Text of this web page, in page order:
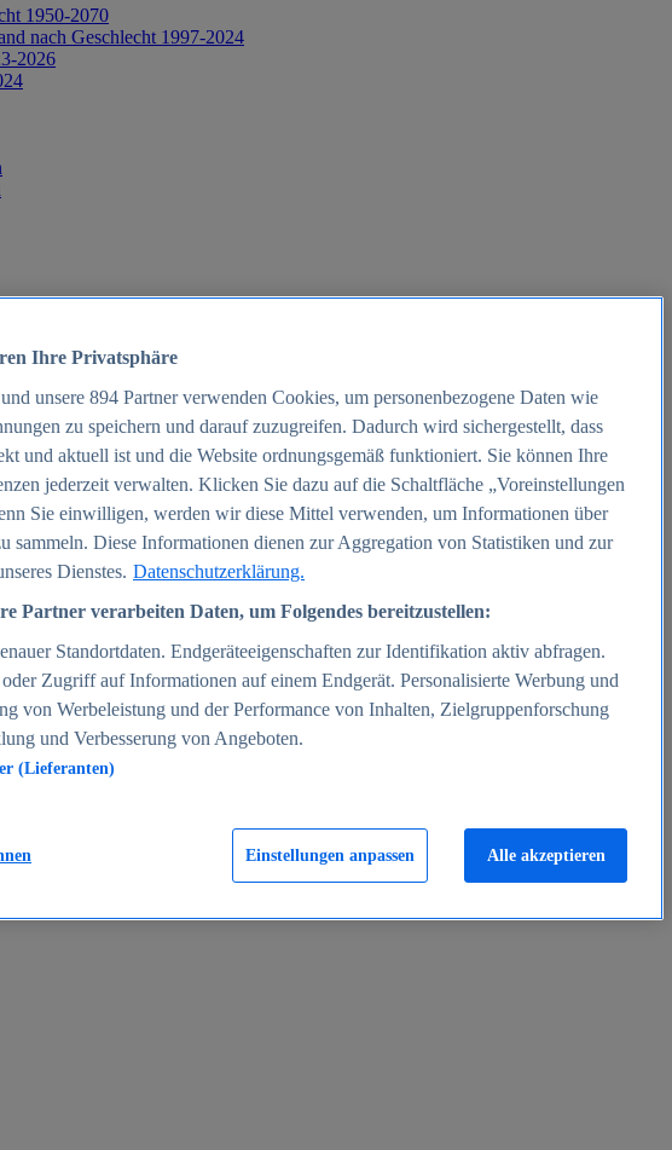
1950-2070
nach Geschlecht 1997-2024
2026
2025
in Deutschland 2005-2025
Ihre Privatsphäre
unsere 894 Partner verwenden Cookies, um personenbezogene Daten wie
zu speichern und darauf zuzugreifen. Dadurch wird sichergestellt, dass
und aktuell ist und die Website ordnungsgemäß funktioniert. Sie können Ihre
jederzeit verwalten. Klicken Sie dazu auf die Schaltfläche „Voreinstellungen
Sie einwilligen, werden wir diese Mittel verwenden, um Informationen über
sammeln. Diese Informationen dienen zur Aggregation von Statistiken und zur
Dienstes. Datenschutzerklärung.
Partner verarbeiten Daten, um Folgendes bereitzustellen:
Standortdaten. Endgeräteeigenschaften zur Identifikation aktiv abfragen.
Zugriff auf Informationen auf einem Endgerät. Personalisierte Werbung und
von Werbeleistung und der Performance von Inhalten, Zielgruppenforschung
und Verbesserung von Angeboten.
(Lieferanten)
Einstellungen anpassen Alle akzeptieren